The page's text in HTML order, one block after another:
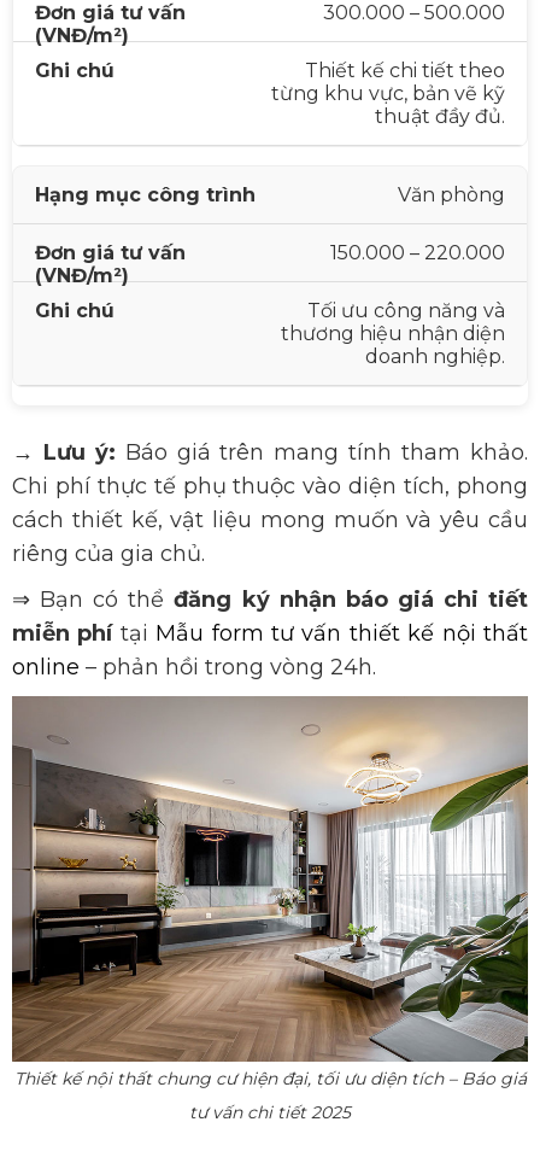
300.000 – 500.000
Thiết kế chi tiết theo
từng khu vực, bản vẽ kỹ
thuật đầy đủ.
Văn phòng
150.000 – 220.000
Tối ưu công năng và
thương hiệu nhận diện
doanh nghiệp.
→ Lưu ý: Báo giá trên mang tính tham khảo.
Chi phí thực tế phụ thuộc vào diện tích, phong
cách thiết kế, vật liệu mong muốn và yêu cầu
riêng của gia chủ.
⇒ Bạn có thểđăng ký nhận báo giá chi tiết
miễn phítại Mẫu form tư vấn thiết kế nội thất
online – phản hồi trong vòng 24h.
Thiết kế nội thất chung cư hiện đại, tối ưu diện tích – Báo giá
tư vấn chi tiết 2025